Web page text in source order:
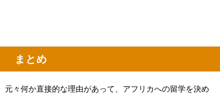
まとめ
元々何か直接的な理由があって、アフリカへの留学を決め